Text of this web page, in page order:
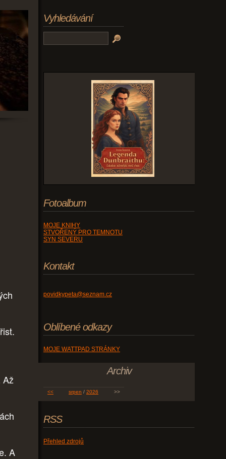
Až
A
Vyhledávání
Fotoalbum
MOJE KNIHY
STVOŘENÝ PRO TEMNOTU
SYN SEVERU
Kontakt
povidkypeta@seznam.cz
Oblíbené odkazy
MOJE WATTPAD STRÁNKY
Archiv
<< srpen / 2026 >>
RSS
Přehled zdrojů